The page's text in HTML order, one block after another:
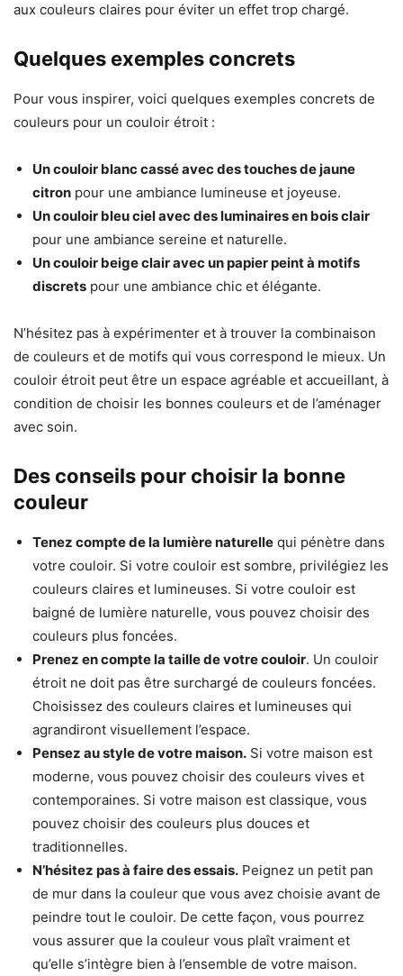
aux couleurs claires pour éviter un effet trop chargé.
Quelques exemples concrets
Pour vous inspirer, voici quelques exemples concrets de
couleurs pour un couloir étroit :
Un couloir blanc cassé avec des touches de jaune
citron pour une ambiance lumineuse et joyeuse.
Un couloir bleu ciel avec des luminaires en bois clair
pour une ambiance sereine et naturelle.
Un couloir beige clair avec un papier peint à motifs
discrets pour une ambiance chic et élégante.
N’hésitez pas à expérimenter et à trouver la combinaison
de couleurs et de motifs qui vous correspond le mieux. Un
couloir étroit peut être un espace agréable et accueillant, à
condition de choisir les bonnes couleurs et de l’aménager
avec soin.
Des conseils pour choisir la bonne
couleur
Tenez compte de la lumière naturelle qui pénètre dans
votre couloir. Si votre couloir est sombre, privilégiez les
couleurs claires et lumineuses. Si votre couloir est
baigné de lumière naturelle, vous pouvez choisir des
couleurs plus foncées.
Prenez en compte la taille de votre couloir. Un couloir
étroit ne doit pas être surchargé de couleurs foncées.
Choisissez des couleurs claires et lumineuses qui
agrandiront visuellement l’espace.
Pensez au style de votre maison. Si votre maison est
moderne, vous pouvez choisir des couleurs vives et
contemporaines. Si votre maison est classique, vous
pouvez choisir des couleurs plus douces et
traditionnelles.
N’hésitez pas à faire des essais. Peignez un petit pan
de mur dans la couleur que vous avez choisie avant de
peindre tout le couloir. De cette façon, vous pourrez
vous assurer que la couleur vous plaît vraiment et
qu’elle s’intègre bien à l’ensemble de votre maison.